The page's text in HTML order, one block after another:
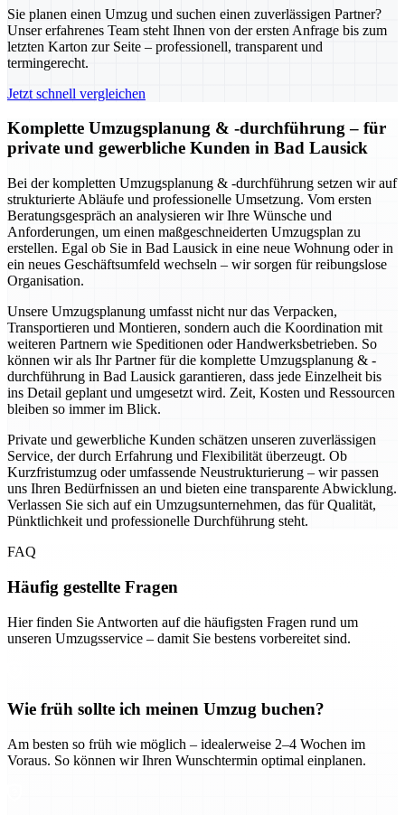
Sie planen einen Umzug und suchen einen zuverlässigen Partner?
Unser erfahrenes Team steht Ihnen von der ersten Anfrage bis zum
letzten Karton zur Seite – professionell, transparent und
termingerecht.
Jetzt schnell vergleichen
Komplette Umzugsplanung & -durchführung – für
private und gewerbliche Kunden in Bad Lausick
Bei der kompletten Umzugsplanung & -durchführung setzen wir auf
strukturierte Abläufe und professionelle Umsetzung. Vom ersten
Beratungsgespräch an analysieren wir Ihre Wünsche und
Anforderungen, um einen maßgeschneiderten Umzugsplan zu
erstellen. Egal ob Sie in Bad Lausick in eine neue Wohnung oder in
ein neues Geschäftsumfeld wechseln – wir sorgen für reibungslose
Organisation.
Unsere Umzugsplanung umfasst nicht nur das Verpacken,
Transportieren und Montieren, sondern auch die Koordination mit
weiteren Partnern wie Speditionen oder Handwerksbetrieben. So
können wir als Ihr Partner für die komplette Umzugsplanung & -
durchführung in Bad Lausick garantieren, dass jede Einzelheit bis
ins Detail geplant und umgesetzt wird. Zeit, Kosten und Ressourcen
bleiben so immer im Blick.
Private und gewerbliche Kunden schätzen unseren zuverlässigen
Service, der durch Erfahrung und Flexibilität überzeugt. Ob
Kurzfristumzug oder umfassende Neustrukturierung – wir passen
uns Ihren Bedürfnissen an und bieten eine transparente Abwicklung.
Verlassen Sie sich auf ein Umzugsunternehmen, das für Qualität,
Pünktlichkeit und professionelle Durchführung steht.
FAQ
Häufig gestellte Fragen
Hier finden Sie Antworten auf die häufigsten Fragen rund um
unseren Umzugsservice – damit Sie bestens vorbereitet sind.
Wie früh sollte ich meinen Umzug buchen?
Am besten so früh wie möglich – idealerweise 2–4 Wochen im
Voraus. So können wir Ihren Wunschtermin optimal einplanen.